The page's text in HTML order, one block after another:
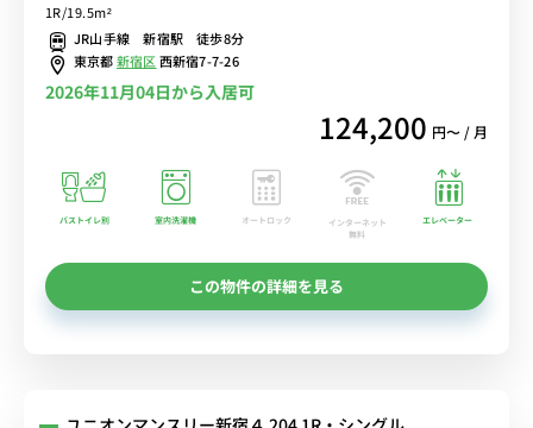
屋/新宿駅まで徒歩の好立地■選べるWi-Fi格安レンタル中！
1R/19.5m²
JR山手線 新宿駅 徒歩8分
東京都新宿区西新宿7-7-26
2026年11月04日から入居可
124,200 円〜 / 月
バストイレ別 室内洗濯機 オートロック
インターネット
無料
エレベーター
この物件の詳細を見る